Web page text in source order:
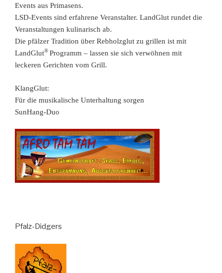
Events aus Primasens.
LSD-Events sind erfahrene Veranstalter. LandGlut rundet die
Veranstaltungen kulinarisch ab.
Die pfälzer Tradition über Rebholzglut zu grillen ist mit
LandGlut® Programm – lassen sie sich verwöhnen mit
leckeren Gerichten vom Grill.
KlangGlut:
Für die musikalische Unterhaltung sorgen
SunHang-Duo
Pfalz-Didgers